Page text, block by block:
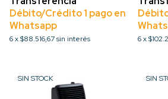
6x$88.516,67sin interés 6x
SIN STOCK SIN